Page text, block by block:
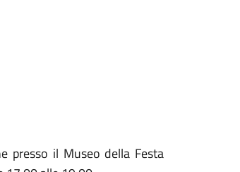
presso il Museo della Festa